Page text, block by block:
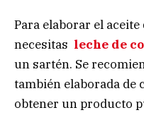
Para elaborar el
necesitas leche de
un sartén. Se
también elaborada de
obtener un producto